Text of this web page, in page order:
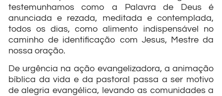
testemunhamos como a Palavra de Deus é
anunciada e rezada, meditada e contemplada,
todos os dias, como alimento indispensável no
caminho de identificação com Jesus, Mestre da
nossa oração.
De urgência na ação evangelizadora, a animação
bíblica da vida e da pastoral passa a ser motivo
de alegria evangélica, levando as comunidades a